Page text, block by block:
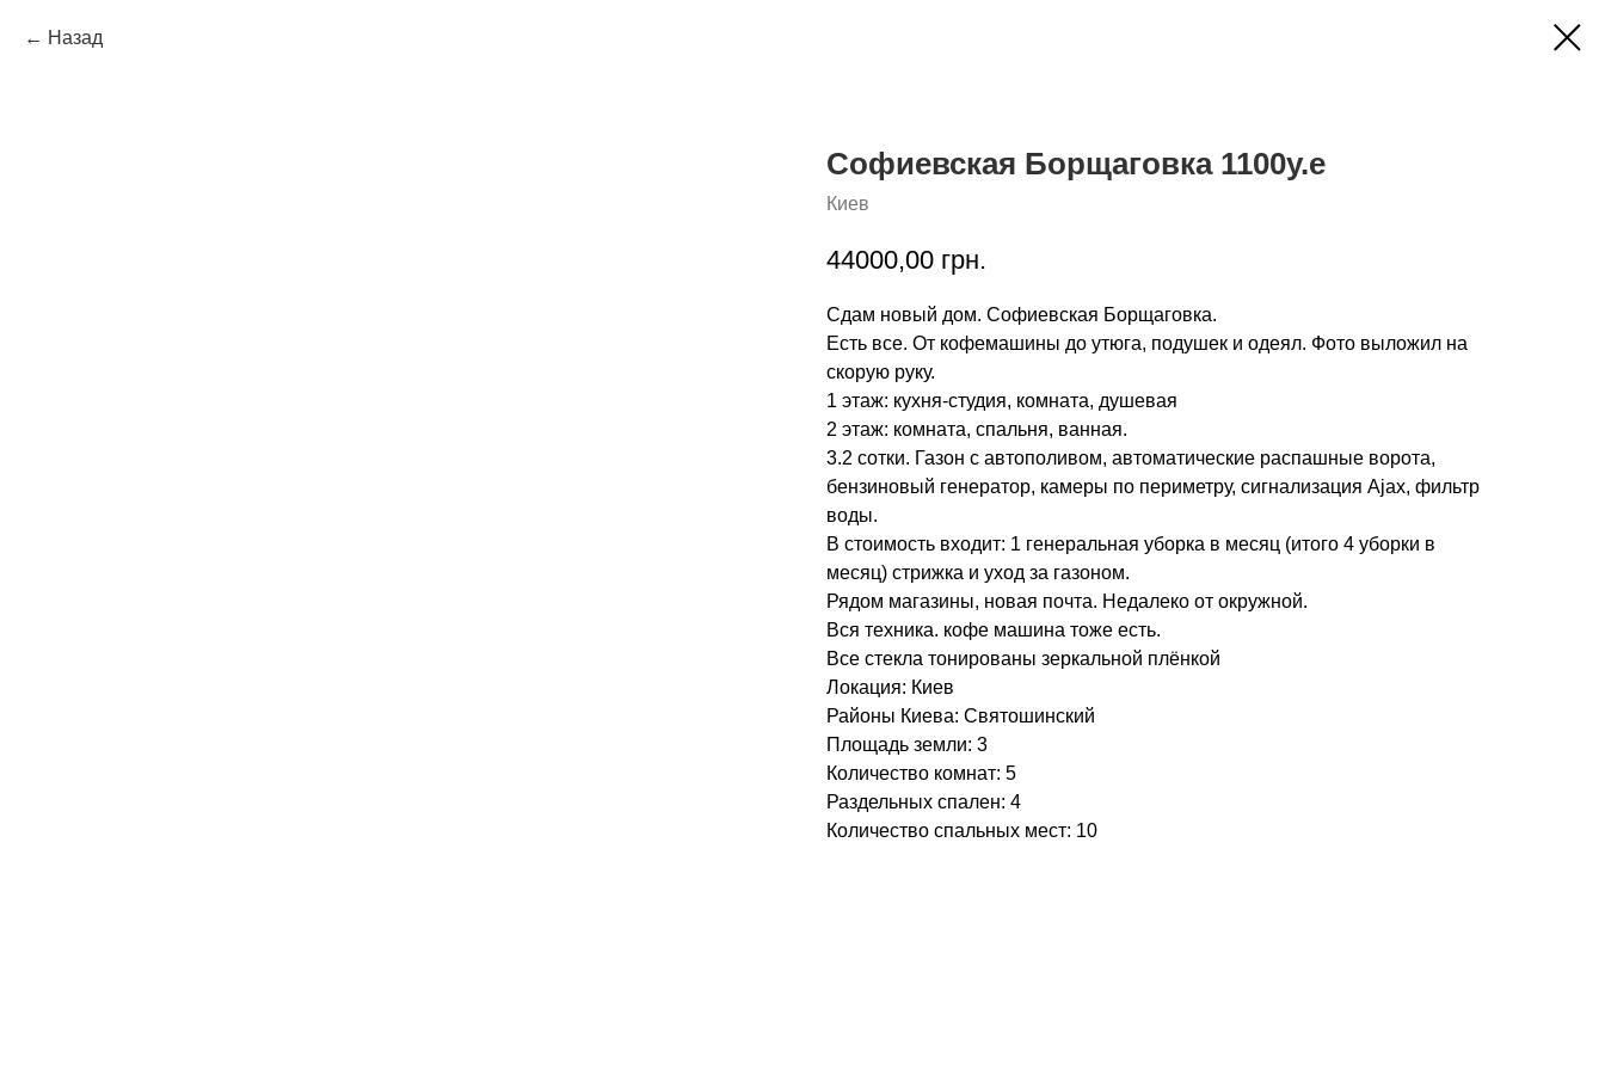
Назад
Софиевская Борщаговка 1100у.е
Киев
44000,00 грн.
Сдам новый дом. Софиевская Борщаговка.
Есть все. От кофемашины до утюга, подушек и одеял. Фото выложил на
скорую руку.
1 этаж: кухня-студия, комната, душевая
2 этаж: комната, спальня, ванная.
3.2 сотки. Газон с автополивом, автоматические распашные ворота,
бензиновый генератор, камеры по периметру, сигнализация Ajax, фильтр
воды.
В стоимость входит: 1 генеральная уборка в месяц (итого 4 уборки в
месяц) стрижка и уход за газоном.
Рядом магазины, новая почта. Недалеко от окружной.
Вся техника. кофе машина тоже есть.
Все стекла тонированы зеркальной плёнкой
Локация: Киев
Районы Киева: Святошинский
Площадь земли: 3
Количество комнат: 5
Раздельных спален: 4
Количество спальных мест: 10